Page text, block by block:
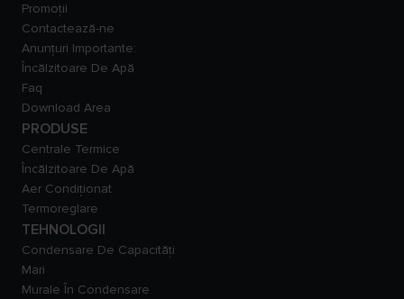
Promoții
Contactează-ne
Anunțuri Importante:
Încălzitoare De Apă
Faq
Download Area
PRODUSE
Centrale Termice
Încălzitoare De Apă
Aer Condiționat
Termoreglare
TEHNOLOGII
Condensare De Capacităţi
Mari
Murale În Condensare